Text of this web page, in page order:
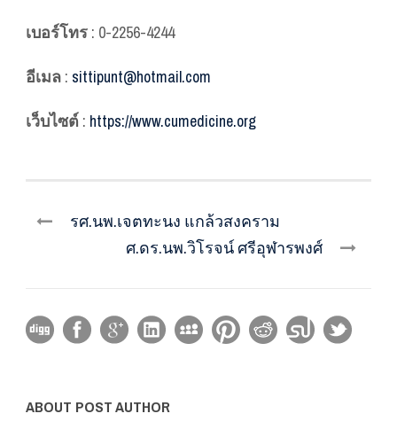
เบอร์โทร : 0-2256-4244
อีเมล : sittipunt@hotmail.com
เว็บไซต์ : https://www.cumedicine.org
รศ.นพ.เจตทะนง แกล้วสงคราม
ศ.ดร.นพ.วิโรจน์ ศรีอุฬารพงศ์
ABOUT POST AUTHOR